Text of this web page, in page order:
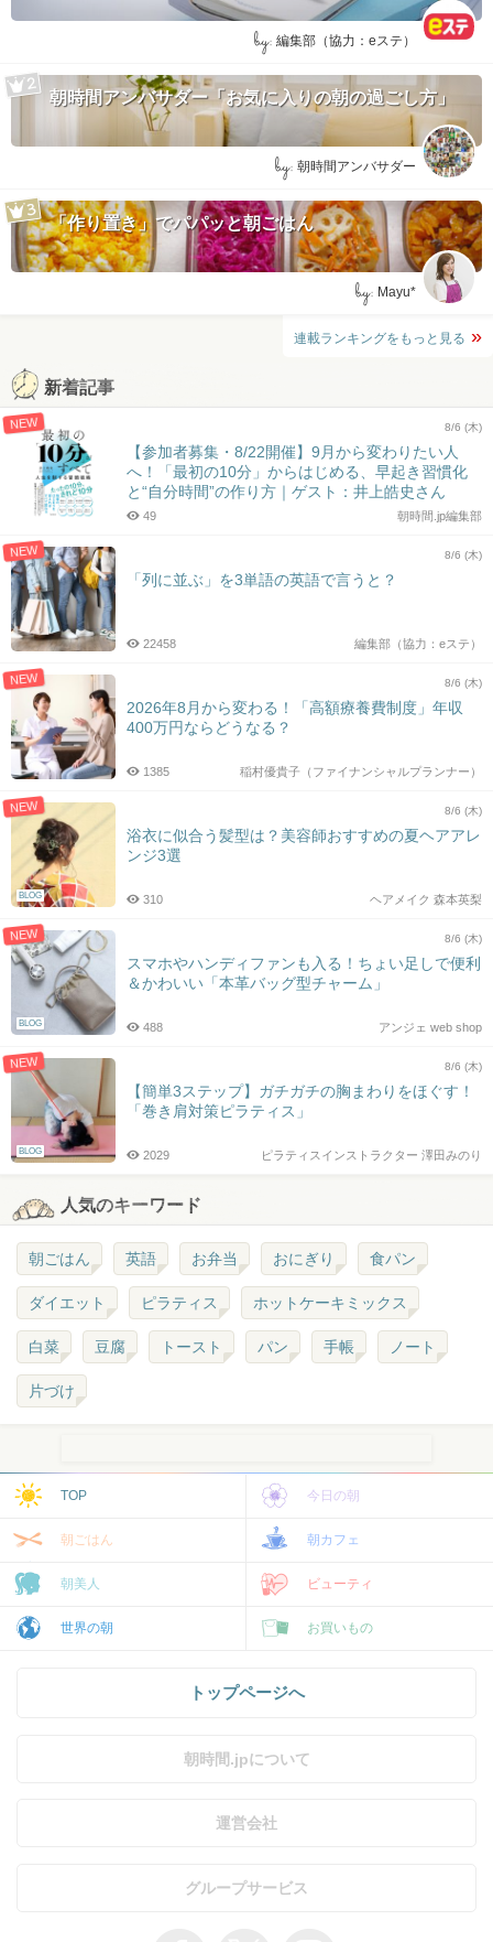
by: 編集部（協力：eステ）
朝時間アンバサダー「お気に入りの朝の過ごし方」
by: 朝時間アンバサダー
「作り置き」でパパッと朝ごはん
by: Mayu*
連載ランキングをもっと見る
新着記事
NEW 8/6 (木)
【参加者募集・8/22開催】9月から変わりたい人
へ！「最初の10分」からはじめる、早起き習慣化
と“自分時間”の作り方｜ゲスト：井上皓史さん
朝時間.jp編集部
49
NEW 8/6 (木)
「列に並ぶ」を3単語の英語で言うと？
編集部（協力：eステ）
22458
NEW 8/6 (木)
2026年8月から変わる！「高額療養費制度」年収
400万円ならどうなる？
稲村優貴子（ファイナンシャルプランナー）
1385
NEW
BLOG
8/6 (木)
浴衣に似合う髪型は？美容師おすすめの夏ヘアアレ
ンジ3選
ヘアメイク 森本英梨
310
NEW
BLOG
8/6 (木)
スマホやハンディファンも入る！ちょい足しで便利
＆かわいい「本革バッグ型チャーム」
アンジェ web shop
488
NEW
BLOG
8/6 (木)
【簡単3ステップ】ガチガチの胸まわりをほぐす！
「巻き肩対策ピラティス」
ピラティスインストラクター 澤田みのり
2029
人気のキーワード
朝ごはん 英語 お弁当 おにぎり 食パン
ダイエット ピラティス ホットケーキミックス
白菜 豆腐 トースト パン 手帳 ノート
片づけ
TOP 今日の朝
朝ごはん 朝カフェ
朝美人 ビューティ
世界の朝 お買いもの
トップページへ
朝時間.jpについて
運営会社
グループサービス